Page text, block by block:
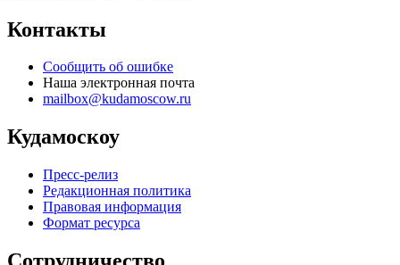
Контакты
Сообщить об ошибке
Наша электронная почта
mailbox@kudamoscow.ru
Кудамоскоу
Пресс-релиз
Редакционная политика
Правовая информация
Формат ресурса